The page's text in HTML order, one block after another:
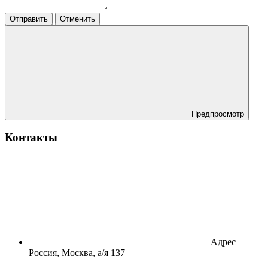
Отправить Отменить
Предпросмотр
Контакты
Адрес
Россия, Москва, а/я 137